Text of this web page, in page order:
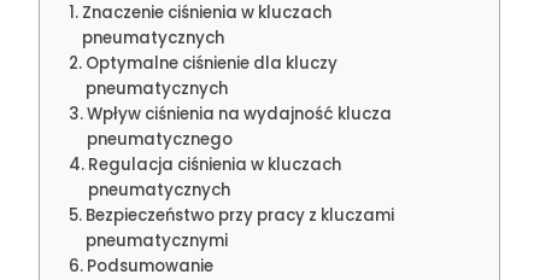
Znaczenie ciśnienia w kluczach
pneumatycznych
Optymalne ciśnienie dla kluczy
pneumatycznych
Wpływ ciśnienia na wydajność klucza
pneumatycznego
Regulacja ciśnienia w kluczach
pneumatycznych
Bezpieczeństwo przy pracy z kluczami
pneumatycznymi
Podsumowanie